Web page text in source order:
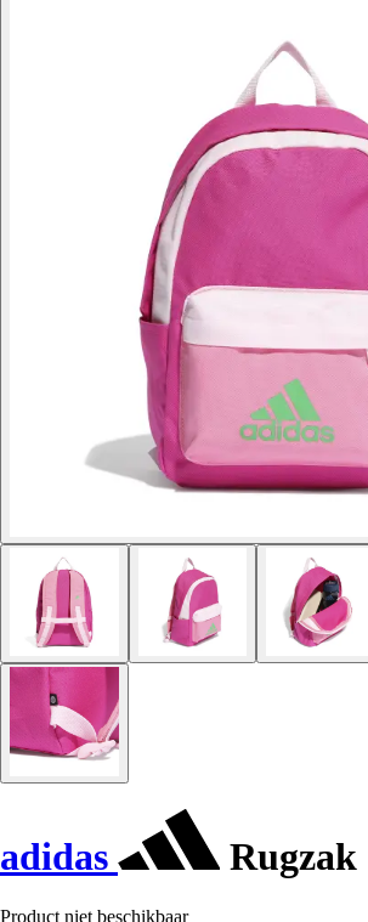
adidas Rugzak
Product niet beschikbaar